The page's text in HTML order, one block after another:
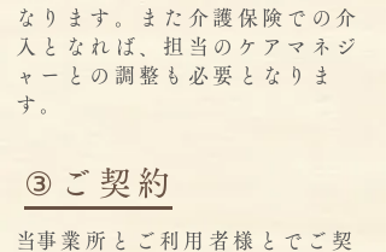
なります。また介護保険での介
入となれば、担当のケアマネジ
ャーとの調整も必要となりま
す。
③ご契約
​当事業所とご利用者様とでご契